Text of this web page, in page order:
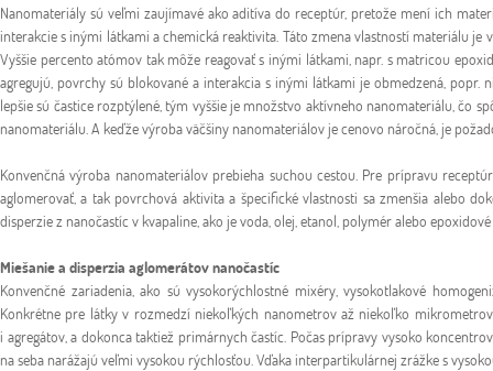
Nanomateriály sú veľmi zaujímavé ako aditíva do receptúr, pretože mení ich
interakcie s inými látkami a chemická reaktivita. Táto zmena vlastností materiálu
Vyššie percento atómov tak môže reagovať s inými látkami, napr. s matricou
agregujú, povrchy sú blokované a interakcia s inými látkami je obmedzená,
lepšie sú častice rozptýlené, tým vyššie je množstvo aktívneho nanomateriálu, čo
nanomateriálu. A keďže výroba väčšiny nanomateriálov je cenovo náročná, je
Konvenčná výroba nanomateriálov prebieha suchou cestou. Pre prípravu
aglomerovať, a tak povrchová aktivita a špecifické vlastnosti sa zmenšia alebo
disperzie z nanočastíc v kvapaline, ako je voda, olej, etanol, polymér alebo
Miešanie a disperzia aglomerátov nanočastíc
Konvenčné zariadenia, ako sú vysokorýchlostné mixéry, vysokotlakové
Konkrétne pre látky v rozmedzí niekoľkých nanometrov až niekoľko
i agregátov, a dokonca taktiež primárnych častíc. Počas prípravy vysoko
na seba narážajú veľmi vysokou rýchlosťou. Vďaka interpartikulárnej zrážke s